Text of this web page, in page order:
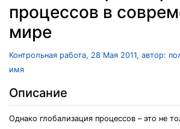
процессов в
мире
Контрольная работа, 28 Мая 2011, автор:
имя
Описание
Однако глобализация процессов – это не